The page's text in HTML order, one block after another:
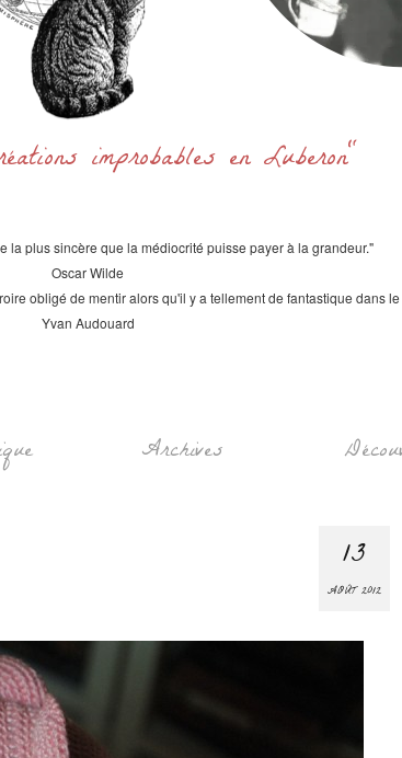
improbables en Luberon"
la plus sincère que la médiocrité puisse payer à la grandeur."
Oscar Wilde
obligé de mentir alors qu'il y a tellement de fantastique dans
Yvan Audouard
Archives
13
AOÛT 2012